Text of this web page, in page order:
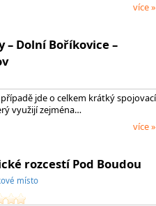
více »
– Dolní Boříkovice –
jde o celkem krátký spojovací
využijí zejména…
více »
rozcestí Pod Boudou
místo